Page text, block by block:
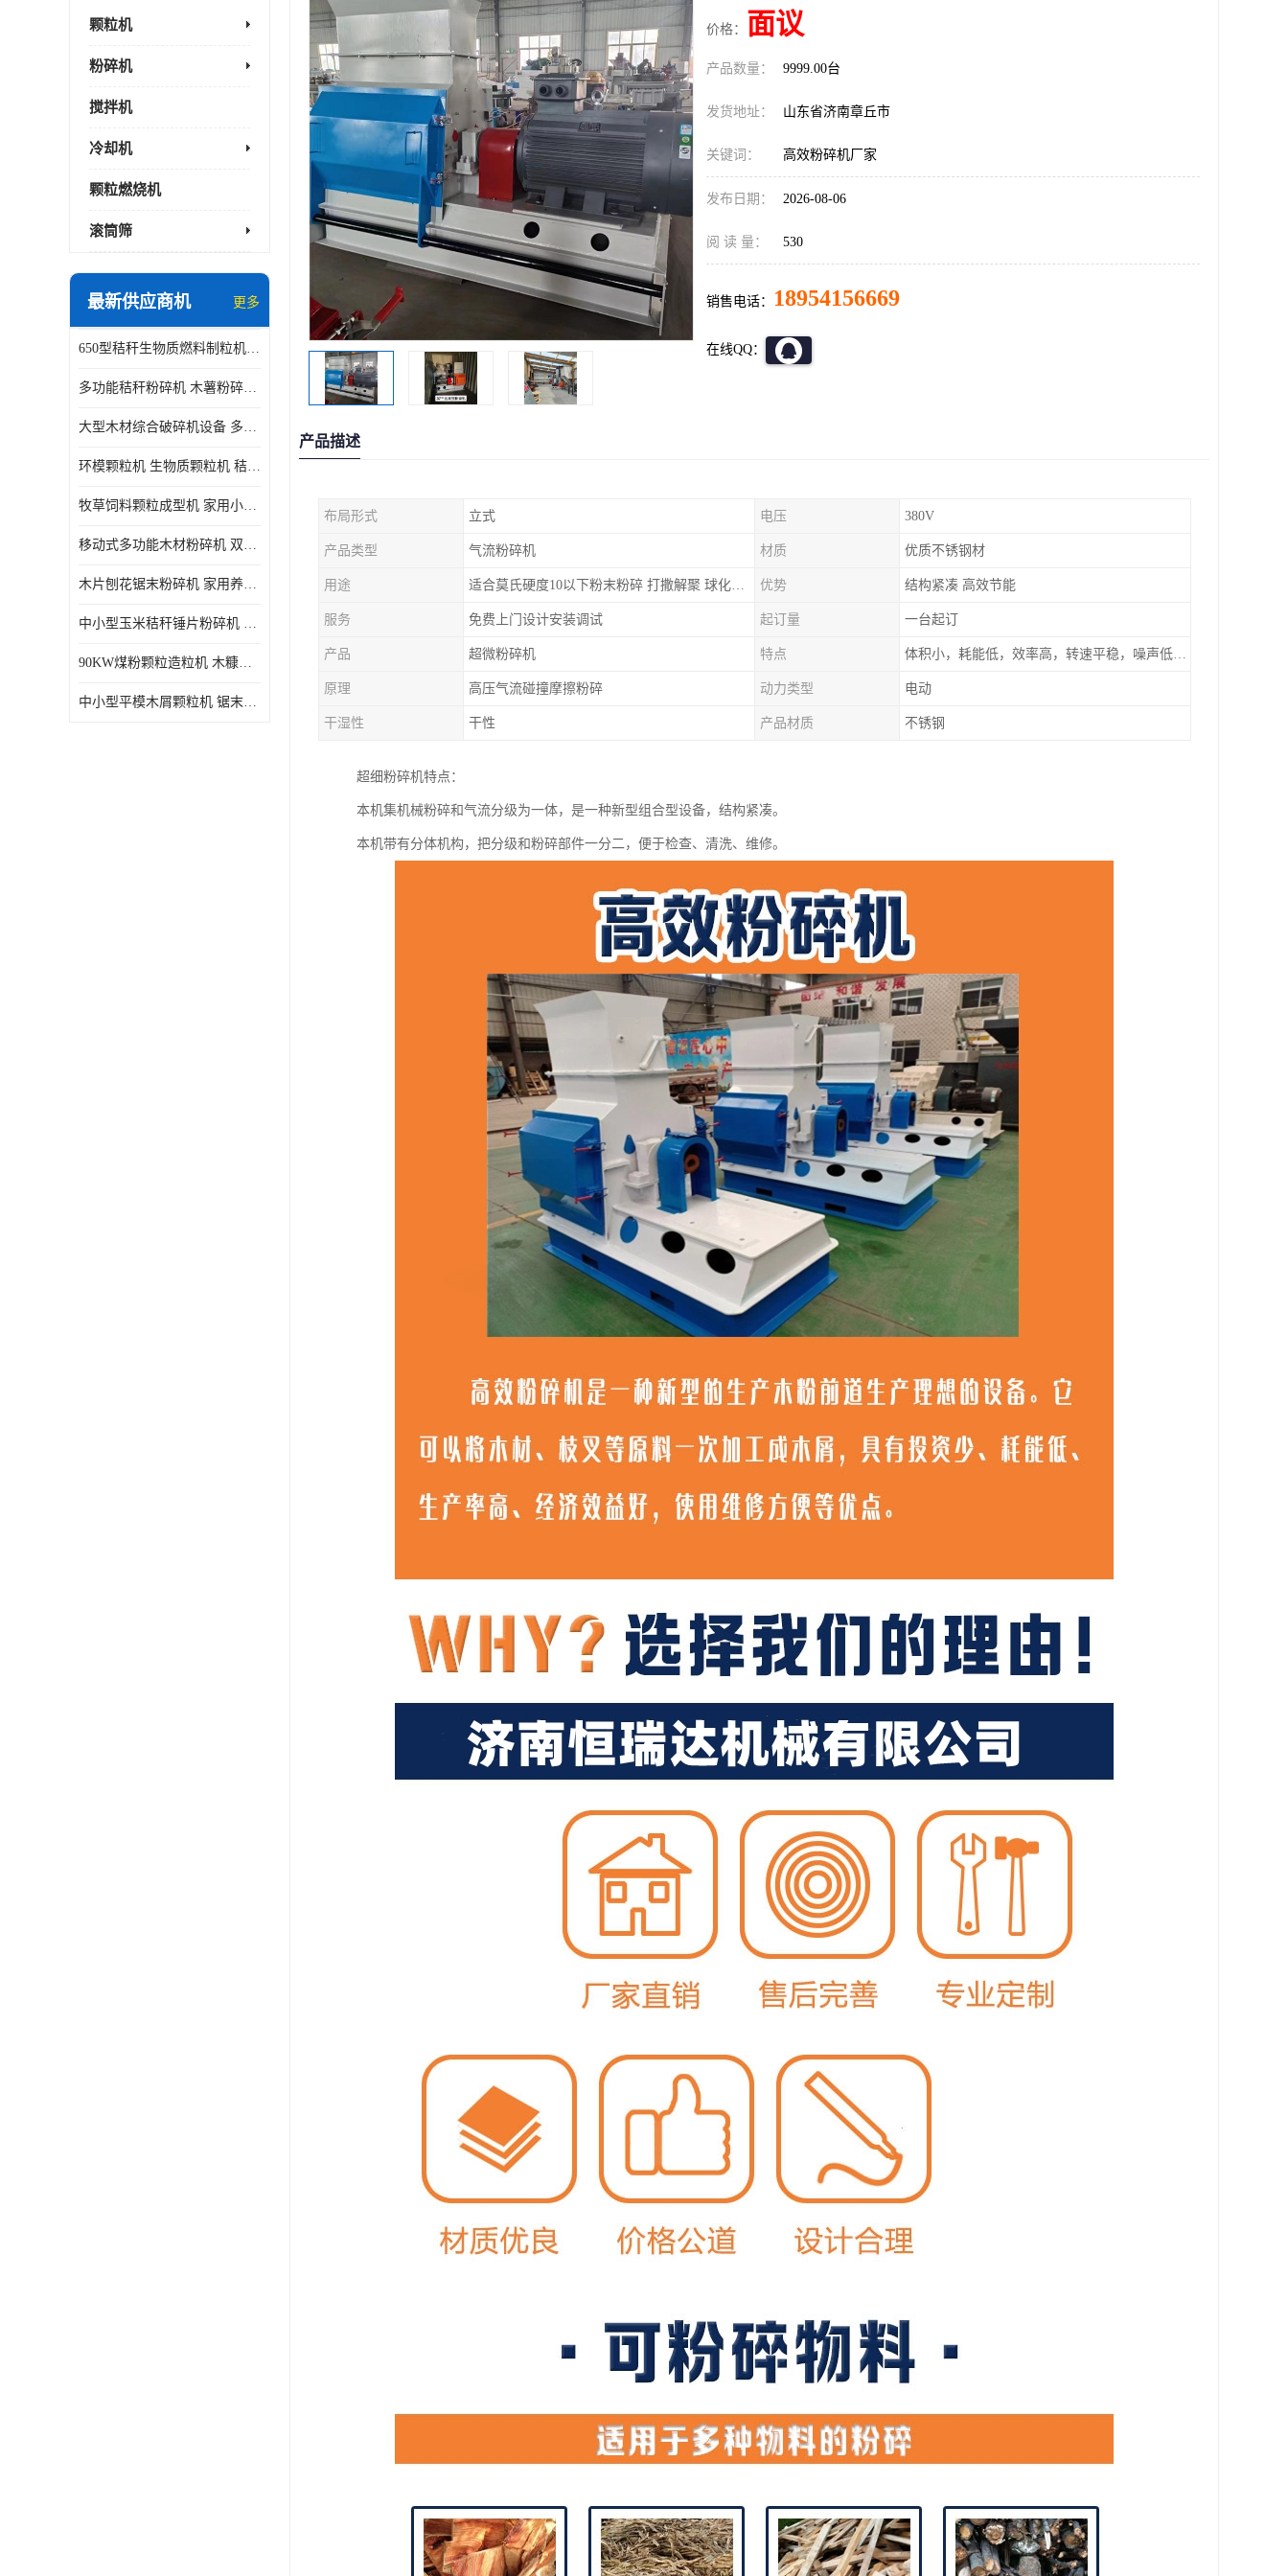
颗粒机
粉碎机
搅拌机
冷却机
颗粒燃烧机
滚筒筛
最新供应商机 更多
650型秸秆生物质燃料制粒机 豆粨麸皮造粒机 平模木屑颗粒机
多功能秸秆粉碎机 木薯粉碎机 自有工厂
大型木材综合破碎机设备 多功能木屑粉碎机 废料木材粉碎机
环模颗粒机 生物质颗粒机 秸秆木屑制粒机 木糠造粒机
牧草饲料颗粒成型机 家用小型饲料颗粒机 可定制
移动式多功能木材粉碎机 双进料口果树枝叶粉碎 木片边角料
木片刨花锯末粉碎机 家用养殖饲料玉米芯秸秆粉碎机械
中小型玉米秸秆锤片粉碎机 家用多功能打粉机 杂粮饲料粉碎设备
90KW煤粉颗粒造粒机 木糠稻壳制粒机 秸秆颗粒机
中小型平模木屑颗粒机 锯末刨花生物质燃料秸秆压缩颗粒机
价格： 面议
产品数量： 9999.00台
发货地址： 山东省济南章丘市
关键词： 高效粉碎机厂家
发布日期： 2026-08-06
阅 读 量： 530
销售电话： 18954156669
在线QQ：
产品描述
布局形式 立式 电压 380V
产品类型 气流粉碎机 材质 优质不锈钢材
用途 适合莫氏硬度10以下粉末粉碎 打撒解聚 球化整形等 优势 结构紧凑 高效节能
服务 免费上门设计安装调试 起订量 一台起订
产品 超微粉碎机 特点 体积小，耗能低，效率高，转速平稳，噪声低，密封可靠
原理 高压气流碰撞摩擦粉碎 动力类型 电动
干湿性 干性 产品材质 不锈钢
超细粉碎机特点：
本机集机械粉碎和气流分级为一体，是一种新型组合型设备，结构紧凑。
本机带有分体机构，把分级和粉碎部件一分二，便于检查、清洗、维修。